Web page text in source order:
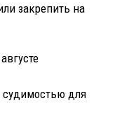
закрепить на
судимостью для